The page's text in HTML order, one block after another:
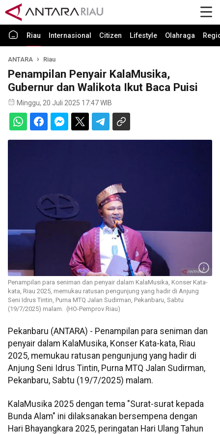
Riau Internasional Citizen Lifestyle Olahraga
ANTARA Riau
Penampilan Penyair KalaMusika,
Gubernur dan Walikota Ikut Baca Puisi
Minggu, 20 Juli 2025 17:47 WIB
Penampilan para seniman dan penyair dalam KalaMusika, Konser Kata-
kata, Riau 2025, memukau ratusan pengunjung yang hadir di Anjung
Seni Idrus Tintin, Purna MTQ Jalan Sudirman, Pekanbaru, Sabtu
(19/7/2025) malam. (HO-Pemprov Riau)
Pekanbaru (ANTARA) - Penampilan para seniman dan
penyair dalam KalaMusika, Konser Kata-kata, Riau
2025, memukau ratusan pengunjung yang hadir di
Anjung Seni Idrus Tintin, Purna MTQ Jalan Sudirman,
Pekanbaru, Sabtu (19/7/2025) malam.
KalaMusika 2025 dengan tema "Surat-surat kepada
Bunda Alam" ini dilaksanakan bersempena dengan
Hari Bhayangkara 2025, peringatan Hari Ulang Tahun